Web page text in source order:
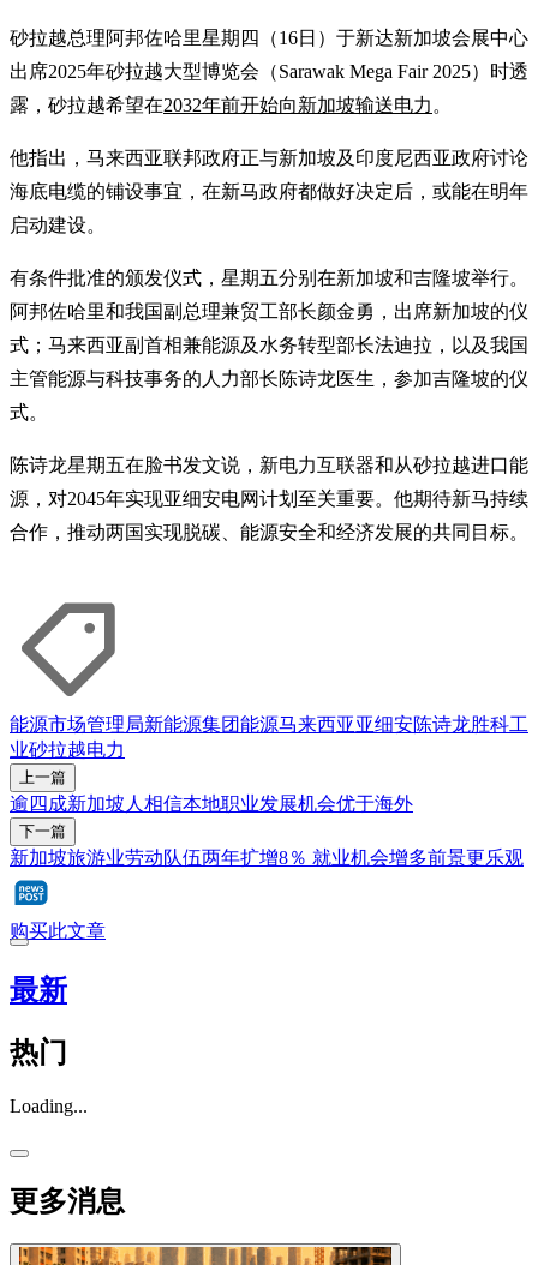
砂拉越总理阿邦佐哈里星期四（16日）于新达新加坡会展中心
出席2025年砂拉越大型博览会（Sarawak Mega Fair 2025）时透
露，砂拉越希望在2032年前开始向新加坡输送电力 。
他指出，马来西亚联邦政府正与新加坡及印度尼西亚政府讨论
海底电缆的铺设事宜，在新马政府都做好决定后，或能在明年
启动建设。
有条件批准的颁发仪式，星期五分别在新加坡和吉隆坡举行。
阿邦佐哈里和我国副总理兼贸工部长颜金勇，出席新加坡的仪
式；马来西亚副首相兼能源及水务转型部长法迪拉，以及我国
主管能源与科技事务的人力部长陈诗龙医生，参加吉隆坡的仪
式。
陈诗龙星期五在脸书发文说，新电力互联器和从砂拉越进口能
源，对2045年实现亚细安电网计划至关重要。他期待新马持续
合作，推动两国实现脱碳、能源安全和经济发展的共同目标。
能源市场管理局新能源集团能源马来西亚亚细安陈诗龙胜科工
业砂拉越电力
上一篇
逾四成新加坡人相信本地职业发展机会优于海外
下一篇
新加坡旅游业劳动队伍两年扩增8％ 就业机会增多前景更乐观
购买此文章
最新
热门
Loading...
更多消息